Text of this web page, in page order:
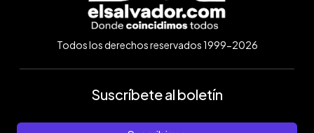
Todos los derechos reservados 1999-2026
Suscríbete al boletín